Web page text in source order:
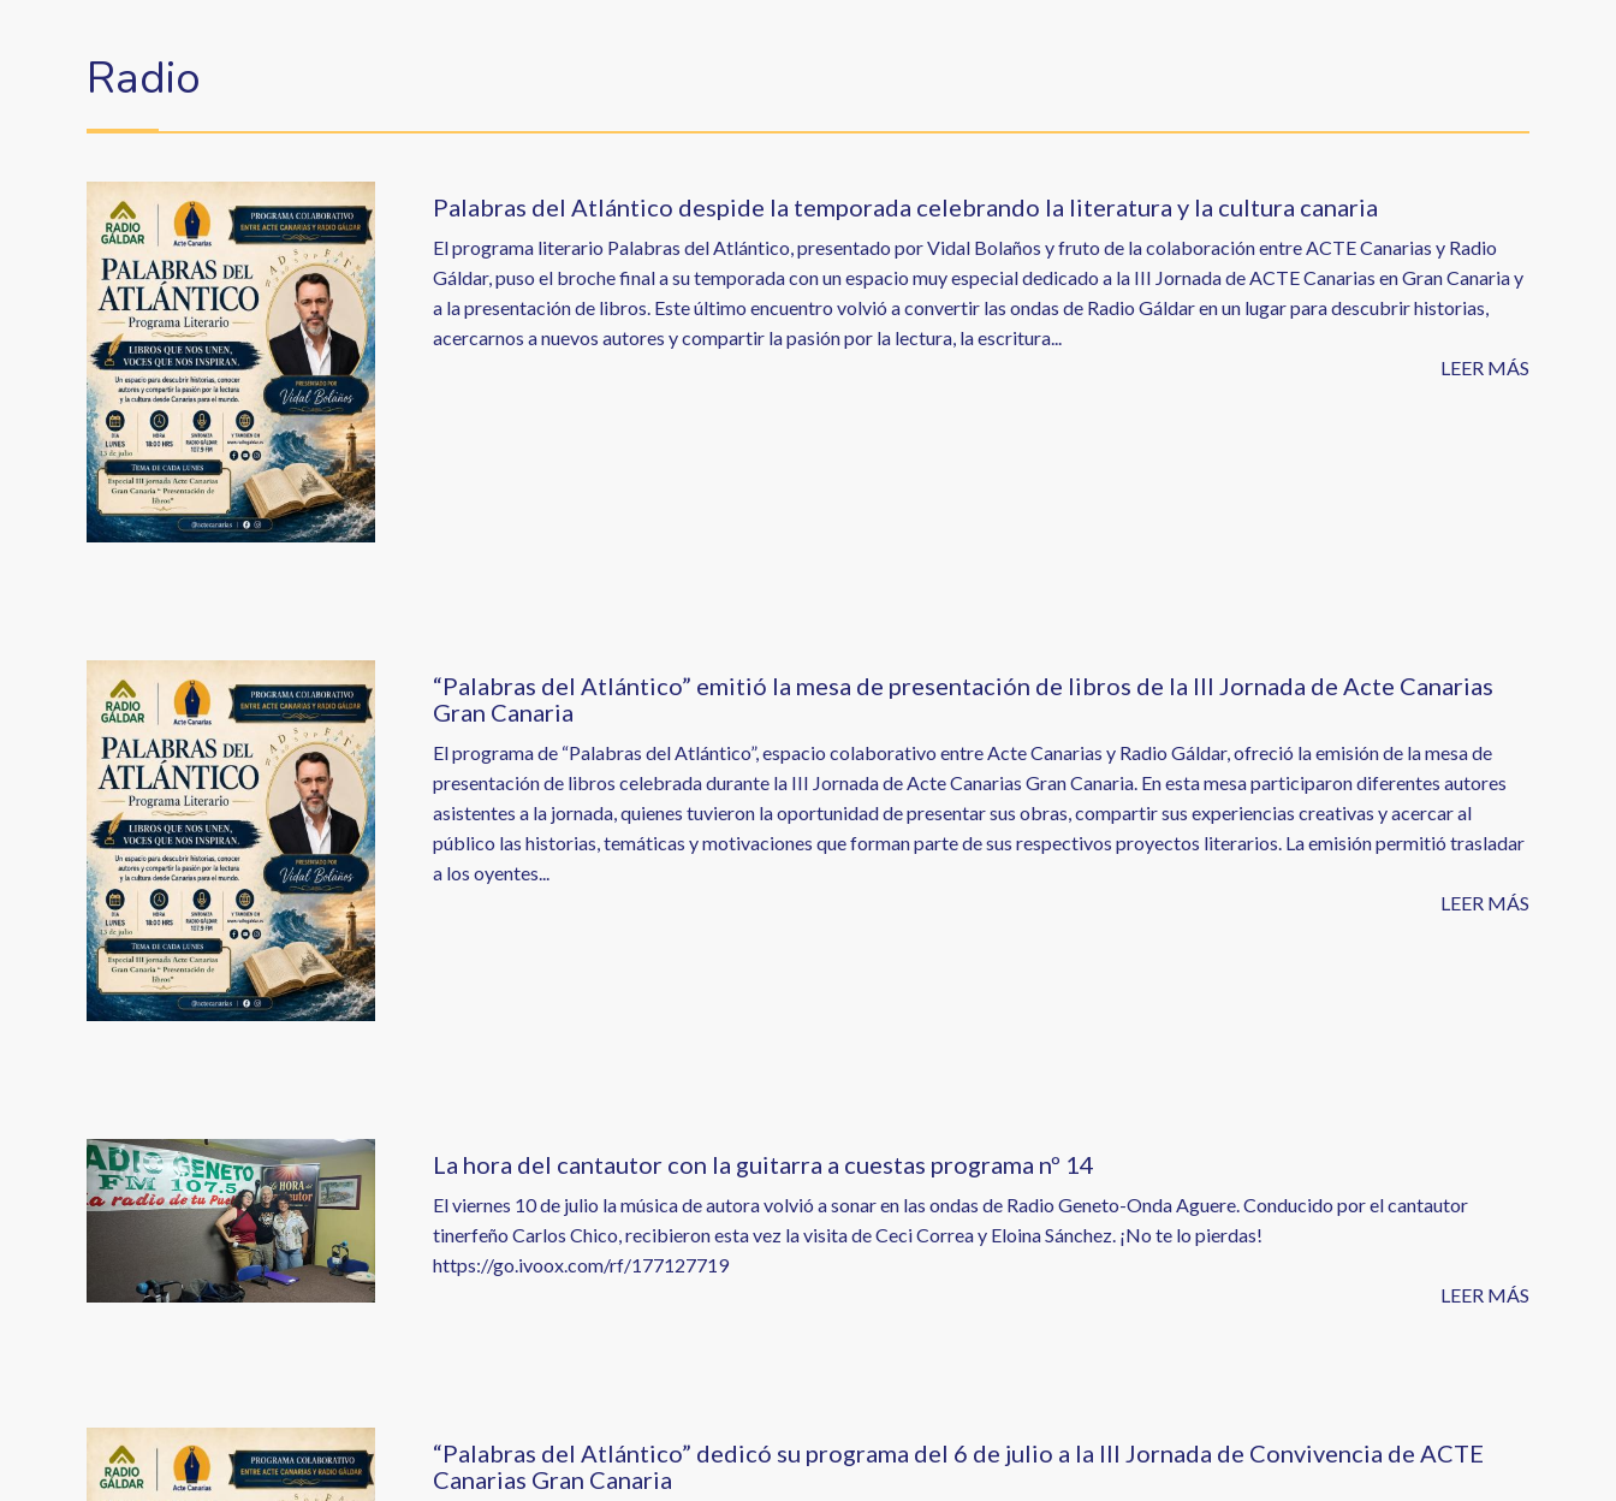
de
ayuda
a
la
navegación
Radio
Image Palabras del Atlántico despide la temporada celebrando la literatura y la cultura canaria
El programa literario Palabras del Atlántico, presentado por Vidal Bolaños y fruto de la colaboración entre ACTE Canarias y Radio
Gáldar, puso el broche final a su temporada con un espacio muy especial dedicado a la III Jornada de ACTE Canarias en Gran Canaria y
a la presentación de libros. Este último encuentro volvió a convertir las ondas de Radio Gáldar en un lugar para descubrir historias,
acercarnos a nuevos autores y compartir la pasión por la lectura, la escritura...
LEER MÁS
Image
“Palabras del Atlántico” emitió la mesa de presentación de libros de la III Jornada de Acte Canarias
Gran Canaria
El programa de “Palabras del Atlántico”, espacio colaborativo entre Acte Canarias y Radio Gáldar, ofreció la emisión de la mesa de
presentación de libros celebrada durante la III Jornada de Acte Canarias Gran Canaria. En esta mesa participaron diferentes autores
asistentes a la jornada, quienes tuvieron la oportunidad de presentar sus obras, compartir sus experiencias creativas y acercar al
público las historias, temáticas y motivaciones que forman parte de sus respectivos proyectos literarios. La emisión permitió trasladar
a los oyentes...
LEER MÁS
Image La hora del cantautor con la guitarra a cuestas programa nº 14
El viernes 10 de julio la música de autora volvió a sonar en las ondas de Radio Geneto-Onda Aguere. Conducido por el cantautor
tinerfeño Carlos Chico, recibieron esta vez la visita de Ceci Correa y Eloina Sánchez. ¡No te lo pierdas!
https://go.ivoox.com/rf/177127719
LEER MÁS
Image
“Palabras del Atlántico” dedicó su programa del 6 de julio a la III Jornada de Convivencia de ACTE
Canarias Gran Canaria